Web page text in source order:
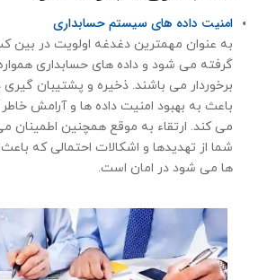
امنیت داده های سیستم حسابداری
به عنوان مهمترین دغدغه اولویت در بین
گرفته می شود و داده های حسابداری
برخوردار می باشند. ذخیره و پشتیبان
باعث به بهبود امنیت داده ها و آرامش
می کند. ارتقاء به موقع همچنین اطمینان
شما از تهدیدها و اشکالات احتمالی که
ها می شود در امان است.